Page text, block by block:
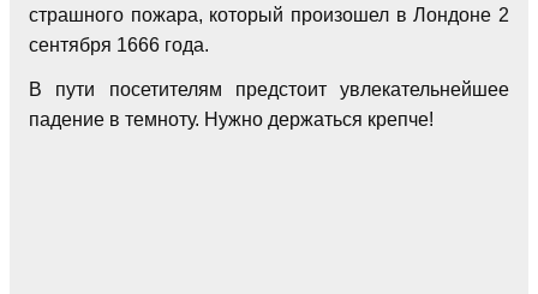
страшного пожара, который произошел в Лондоне 2
сентября 1666 года.
В пути посетителям предстоит увлекательнейшее
падение в темноту. Нужно держаться крепче!